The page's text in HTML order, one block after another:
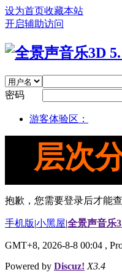
设为首页收藏本站
开启辅助访问
密码
游客体验区：
层次
抱歉，您需要登录后才能
手机版|小黑屋|全景声音乐
GMT+8, 2026-8-8 00:04 ,
Powered by Discuz! X3.4